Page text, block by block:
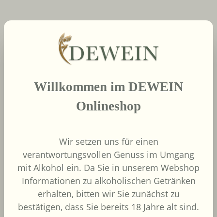
Produktgalerie überspringen
neue Produkte
African Pride Wines
- Forager Red -
Shiraz / Grenache
African Pride Wines
Willkommen im DEWEIN
Onlineshop
Wir setzen uns für einen
verantwortungsvollen Genuss im Umgang
mit Alkohol ein. Da Sie in unserem Webshop
Informationen zu alkoholischen Getränken
erhalten, bitten wir Sie zunächst zu
bestätigen, dass Sie bereits 18 Jahre alt sind.